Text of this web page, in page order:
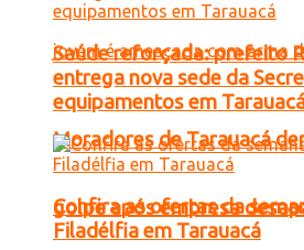
Moradores de Tarauacá
golpe após empresa
Saúde reforçada: prefeito
entrega nova sede da
equipamentos em
Confira as ofertas da
Filadélfia em Tarauacá